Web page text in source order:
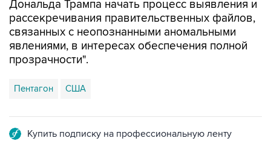
Дональда Трампа начать процесс выявления и
рассекречивания правительственных файлов,
связанных с неопознанными аномальными
явлениями, в интересах обеспечения полной
прозрачности".
Пентагон США
Купить подписку на профессиональную ленту